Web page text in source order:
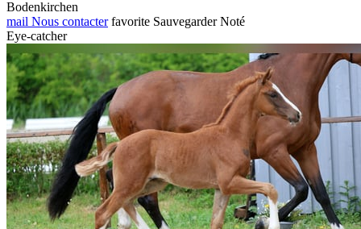
Bodenkirchen
mail Nous contacter favorite Sauvegarder Noté
Eye-catcher